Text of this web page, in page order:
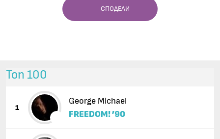
СПОДЕЛИ
Топ 100
1
George Michael
FREEDOM! ’90